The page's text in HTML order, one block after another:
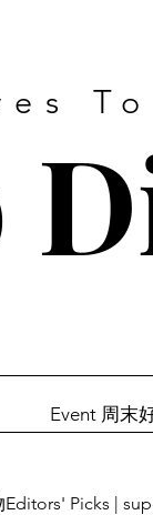
Event 周末
Editors' Picks |